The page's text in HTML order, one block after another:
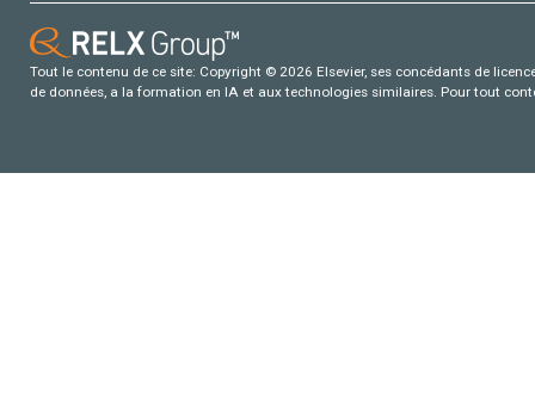
Tout le contenu de ce site: Copyright © 2026 Elsevier, ses concédants de
de données, a la formation en IA et aux technologies similaires. Pour tout